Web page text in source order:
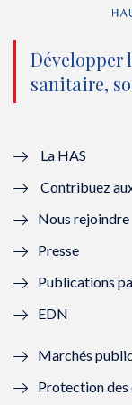
l
Développer
sanitaire,
La HAS
Contribuez
Nous rejoindre
Presse
Publications
EDN
Marchés
Protection des